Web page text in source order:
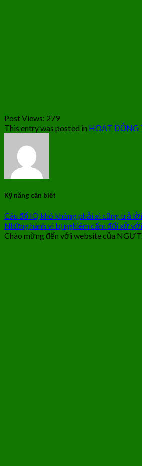
Post Views: 279
This entry was posted in HOẠT ĐỘNG
Kỹ năng cần biết
Câu đố IQ khó không phải ai cũng trả
Những hành vi bị nghiêm cấm đối xử
Chào mừng đến với website của